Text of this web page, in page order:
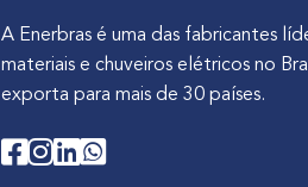
A Enerbras é uma das fabricantes
materiais e chuveiros elétricos no
exporta para mais de 30 países.